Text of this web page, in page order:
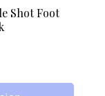
Shot Foot